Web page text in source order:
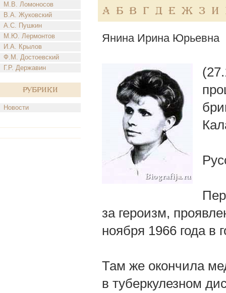
М.В. Ломоносов
В.А. Жуковский
А.С. Пушкин
М.Ю. Лермонтов
И.А. Крылов
Ф.М. Достоевский
Г.Р. Державин
Рубрики
Новости
А Б В Г Д Е Ж З И
Янина Ирина Юрьевна
за героизм,
ноября 1966 года в
Там же окончила
в туберкулезном